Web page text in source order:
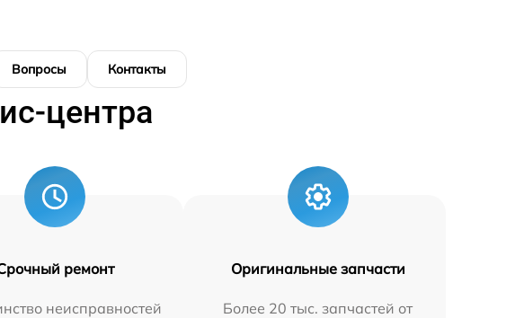
Вопросы Контакты
центра
ремонт
неисправностей
Оригинальные запчасти
Более 20 тыс. запчастей от